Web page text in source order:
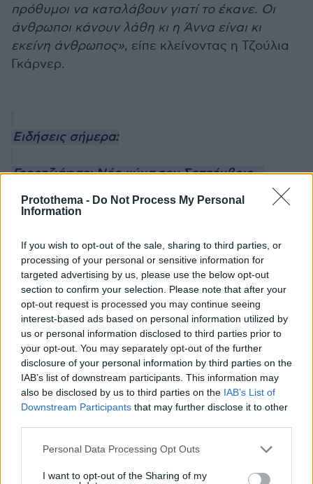
Protothema - Do Not Process My Personal
Information
If you wish to opt-out of the sale, sharing to third parties, or
processing of your personal or sensitive information for
targeted advertising by us, please use the below opt-out
section to confirm your selection. Please note that after your
opt-out request is processed you may continue seeing
interest-based ads based on personal information utilized by
us or personal information disclosed to third parties prior to
your opt-out. You may separately opt-out of the further
disclosure of your personal information by third parties on the
IAB’s list of downstream participants. This information may
also be disclosed by us to third parties on the IAB’s List of
Downstream Participants that may further disclose it to other
Please note that this website/app uses one or more Google
not limited to your visit or usage behaviour. You may click to
Personal Data Processing Opt Outs
I want to opt-out of the Sharing of my
πρόθυμοι να καταλάβουν γιατί το έκανε. Οι
άνθρωποι κάνουν λάθη κι η Άννα είναι κι
εκείνη άνθρωπος», είπε κλείνοντας η Τζούλια
Γκάρνερ.
Ειδήσεις σήμερα:
Γεροτζιάφας: Νέο κύμα τον Σεπτέμβριο –
Οκτώβριο αν δεν πάρουμε μέτρα εδώ και τώρα
κλιμακώσει τις θρησκευτικές έριδες
Ρεπόρτερ «φαινόμενο» καλύπτει τη ρωσο-
ουκρανική κρίση σε... έξι γλώσσες (Δείτε
βίντεο)
Ακολουθήστε τοprotothema.gr στο Google News
και μάθετε πρώτοι όλες τις ειδήσεις
Δείτε όλες τις τελευταίες Ειδήσεις
Protothema.gr